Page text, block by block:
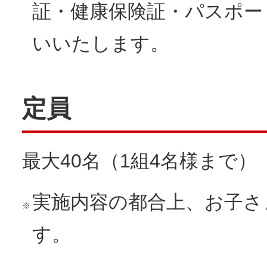
証・健康保険証・パスポ
いいたします。
定員
最大40名（1組4名様まで）
※ 実施内容の都合上、お子
す。